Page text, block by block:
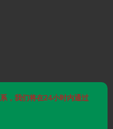
，我们将在24小时内通过